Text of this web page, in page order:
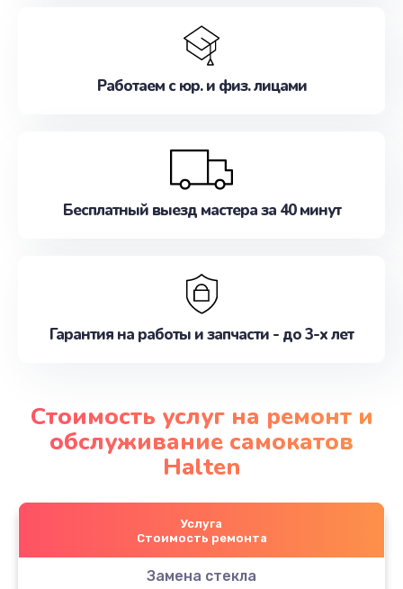
Работаем с юр. и физ. лицами
Бесплатный выезд мастера за 40 минут
Гарантия на работы и запчасти - до 3-х лет
Стоимость услуг на ремонт и
обслуживание самокатов
Halten
Услуга
Стоимость ремонта
Замена стекла